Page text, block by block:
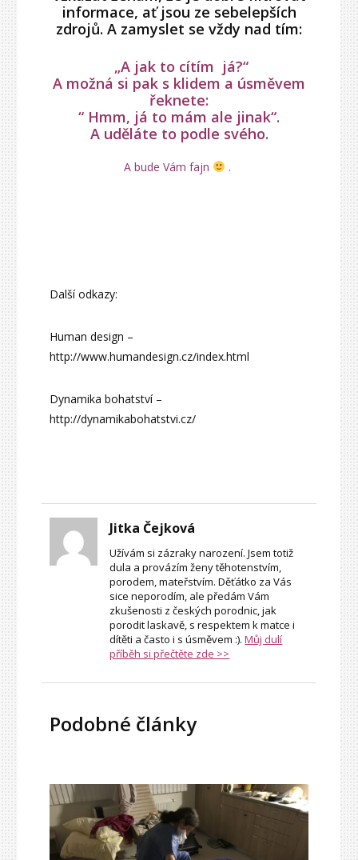
informace, ať jsou ze sebelepších
zdrojů. A zamyslet se vždy nad tím:
„A jak to cítím já?“
A možná si pak s klidem a úsměvem
řeknete:
“ Hmm, já to mám ale jinak“.
A uděláte to podle svého.
A bude Vám fajn .
Další odkazy:
Human design –
http://www.humandesign.cz/index.html
Dynamika bohatství –
http://dynamikabohatstvi.cz/
Jitka Čejková
Užívám si zázraky narození. Jsem totiž
dula a provázím ženy těhotenstvím,
porodem, mateřstvím. Děťátko za Vás
sice neporodím, ale předám Vám
zkušenosti z českých porodnic, jak
porodit laskavě, s respektem k matce i
dítěti a často i s úsměvem :).Můj dulí
příběh si přečtěte zde >>
Podobné články